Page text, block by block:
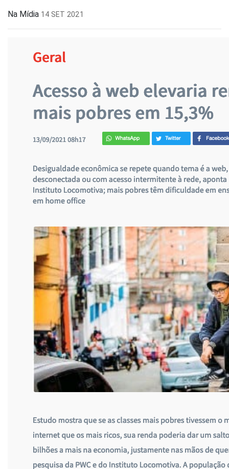
Na Mídia 14 SET 2021